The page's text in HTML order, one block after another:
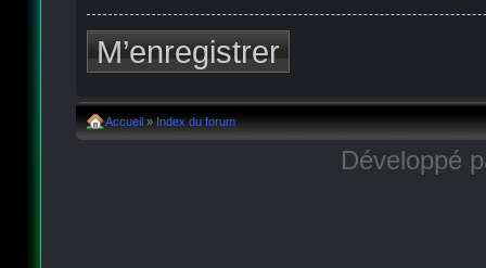
M’enregistrer
Accueil » Index du forum
Développé